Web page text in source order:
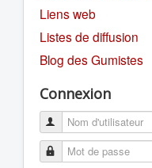
Liens web
Listes de diffusion
Blog des Gumistes
Connexion